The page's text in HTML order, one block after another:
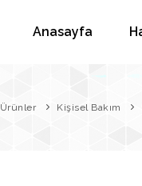
Anasayfa
Ürünler Kişisel Bakım